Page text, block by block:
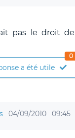
pas le droit de
a été utile
0
04/09/2010 09:45